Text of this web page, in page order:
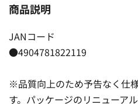
商品説明
JANコード
●4904781822119
※品質向上のため予告なく仕
す。パッケージのリニューア